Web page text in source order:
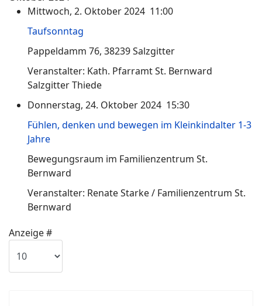
Mittwoch, 2. Oktober 2024 11:00
Taufsonntag
Pappeldamm 76, 38239 Salzgitter
Veranstalter: Kath. Pfarramt St. Bernward
Salzgitter Thiede
Donnerstag, 24. Oktober 2024 15:30
Fühlen, denken und bewegen im Kleinkindalter 1-3
Jahre
Bewegungsraum im Familienzentrum St.
Bernward
Veranstalter: Renate Starke / Familienzentrum St.
Bernward
Limite der Paginierungsliste
Anzeige #